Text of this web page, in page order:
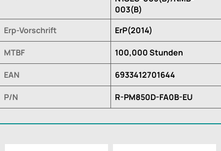
003(B)
Erp-Vorschrift
ErP(2014)
MTBF 100,000 Stunden
EAN 6933412701644
P/N R-PM850D-FA0B-EU